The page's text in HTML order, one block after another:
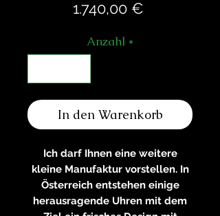
1.740,00 €
Anzahl *
In den Warenkorb
Ich darf Ihnen eine weitere
kleine Manufaktur vorstellen. In
Österreich entstehen einige
herausragende Uhren mit dem